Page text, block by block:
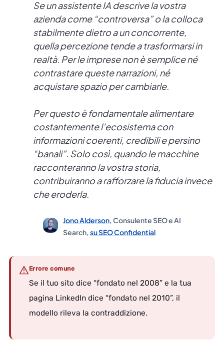
Se un assistente IA descrive la vostra
azienda come “controversa” o la colloca
stabilmente dietro a un concorrente,
quella percezione tende a trasformarsi in
realtà. Per le imprese non è semplice né
contrastare queste narrazioni, né
acquistare spazio per cambiarle.
Per questo è fondamentale alimentare
costantemente l’ecosistema con
informazioni coerenti, credibili e persino
“banali”. Solo così, quando le macchine
racconteranno la vostra storia,
contribuiranno a rafforzare la fiducia invece
che eroderla.
Jono Alderson, Consulente SEO e AI
Search,su SEO Confidential
Errore comune
Se il tuo sito dice “fondato nel 2008” e la tua
pagina LinkedIn dice “fondato nel 2010”, il
modello rileva la contraddizione.